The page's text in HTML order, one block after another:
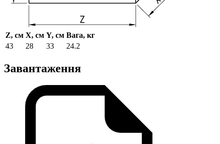
Z, см X, см Y, см Вага, кг
43
28 33 24.2
Завантаження